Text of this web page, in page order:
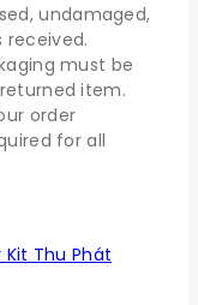
undamaged,
received.
must be
item.
order
for all